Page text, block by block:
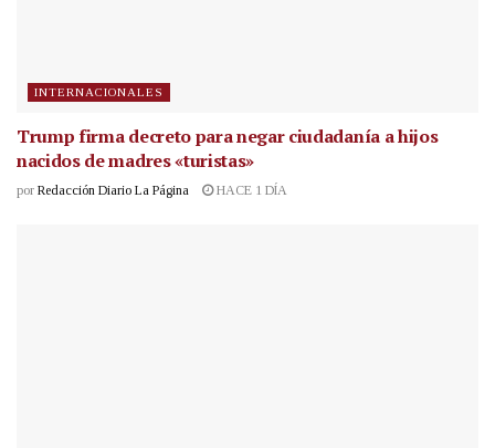
INTERNACIONALES
Trump firma decreto para negar ciudadanía a hijos
nacidos de madres «turistas»
por Redacción Diario La Página HACE 1 DÍA